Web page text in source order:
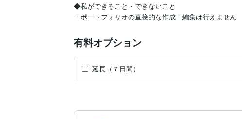
◆私ができること・できないこと
・ポートフォリオの直接的な作成・編集は行えません
有料オプション
延長（７日間）